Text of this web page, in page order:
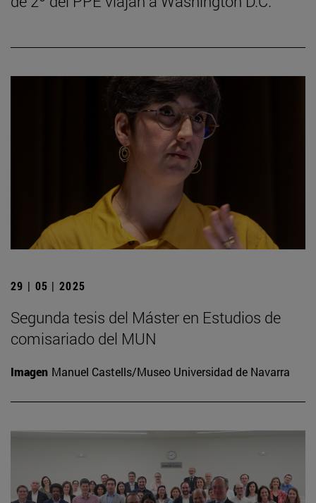
29 | 05 | 2025
Segunda tesis del Máster en Estudios de
comisariado del MUN
Imagen Manuel Castells/Museo Universidad de Navarra